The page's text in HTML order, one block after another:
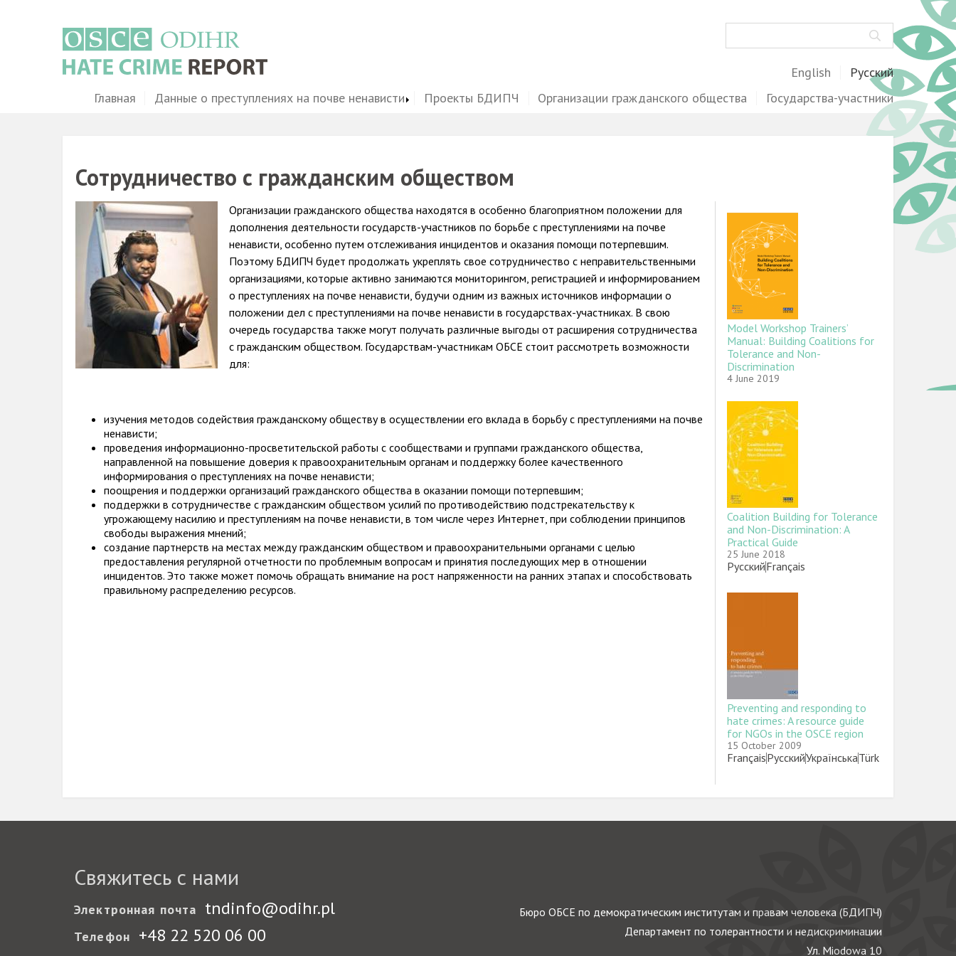
English Русский
MainГлавная Данные о преступлениях на почве ненависти Проекты БДИПЧ Организации гражданского общества Государства-участники
Сотрудничество с гражданским обществом
Image
Организации гражданского общества находятся в особенно благоприятном положении для
дополнения деятельности государств-участников по борьбе с преступлениями на почве
ненависти, особенно путем отслеживания инцидентов и оказания помощи потерпевшим.
Поэтому БДИПЧ будет продолжать укреплять свое сотрудничество с неправительственными
организациями, которые активно занимаются мониторингом, регистрацией и информированием
о преступлениях на почве ненависти, будучи одним из важных источников информации о
положении дел с преступлениями на почве ненависти в государствах-участниках. В свою
очередь государства также могут получать различные выгоды от расширения сотрудничества
с гражданским обществом. Государствам-участникам ОБСЕ стоит рассмотреть возможности
для:
изучения методов содействия гражданскому обществу в осуществлении его вклада в борьбу с преступлениями на почве
ненависти;
проведения информационно-просветительской работы с сообществами и группами гражданского общества,
направленной на повышение доверия к правоохранительным органам и поддержку более качественного
информирования о преступлениях на почве ненависти;
поощрения и поддержки организаций гражданского общества в оказании помощи потерпевшим;
поддержки в сотрудничестве с гражданским обществом усилий по противодействию подстрекательству к
угрожающему насилию и преступлениям на почве ненависти, в том числе через Интернет, при соблюдении принципов
свободы выражения мнений;
создание партнерств на местах между гражданским обществом и правоохранительными органами с целью
предоставления регулярной отчетности по проблемным вопросам и принятия последующих мер в отношении
инцидентов. Это также может помочь обращать внимание на рост напряженности на ранних этапах и способствовать
правильному распределению ресурсов.
Model Workshop Trainers’
Manual: Building Coalitions for
Tolerance and Non-
Discrimination
4 June 2019
Image
Coalition Building for Tolerance
and Non-Discrimination: A
Practical Guide
25 June 2018
Link
РусскийLink
Français
Preventing and responding to
hate crimes: A resource guide
for NGOs in the OSCE region
15 October 2009
Link
FrançaisLink
РусскийLink
УкраїнськаLink
Türk
Свяжитесь с нами
Электронная почта tndinfo@odihr.pl
Телефон +48 22 520 06 00
Бюро ОБСЕ по демократическим институтам и правам человека (БДИПЧ)
Департамент по толерантности и недискриминации
Ул. Miodowa 10